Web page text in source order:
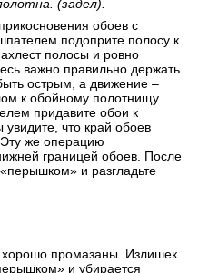
(задел).
обоев с
подоприте полосу к
полосы и ровно
важно правильно держать
острым, а движение –
к обойному полотнищу.
придавите обои к
что край обоев
же операцию
границей обоев. После
и разгладьте
промазаны. Излишек
и убирается